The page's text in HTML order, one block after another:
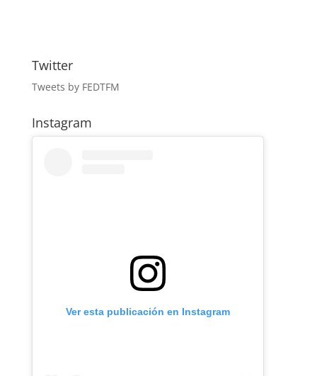
Twitter
Tweets by FEDTFM
Instagram
Ver esta publicación en Instagram